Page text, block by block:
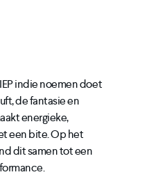
indie noemen doet
de fantasie en
energieke,
een bite. Op het
dit samen tot een